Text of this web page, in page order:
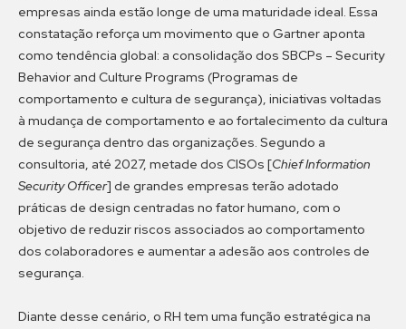
empresas ainda estão longe de uma maturidade ideal. Essa
constatação reforça um movimento que o Gartner aponta
como tendência global: a consolidação dos SBCPs – Security
Behavior and Culture Programs (Programas de
comportamento e cultura de segurança), iniciativas voltadas
à mudança de comportamento e ao fortalecimento da cultura
de segurança dentro das organizações. Segundo a
consultoria, até 2027, metade dos CISOs [Chief Information
Security Officer] de grandes empresas terão adotado
práticas de design centradas no fator humano, com o
objetivo de reduzir riscos associados ao comportamento
dos colaboradores e aumentar a adesão aos controles de
segurança.
Diante desse cenário, o RH tem uma função estratégica na